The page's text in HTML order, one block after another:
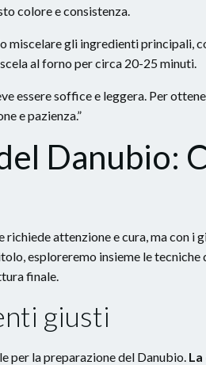
colore e consistenza.
miscelare gli ingredienti principali,
al forno per circa 20-25 minuti.
essere soffice e leggera. Per
e pazienza.”
Danubio:
richiede attenzione e cura, ma con i
esploreremo insieme le tecniche
finale.
giusti
per la preparazione del Danubio.